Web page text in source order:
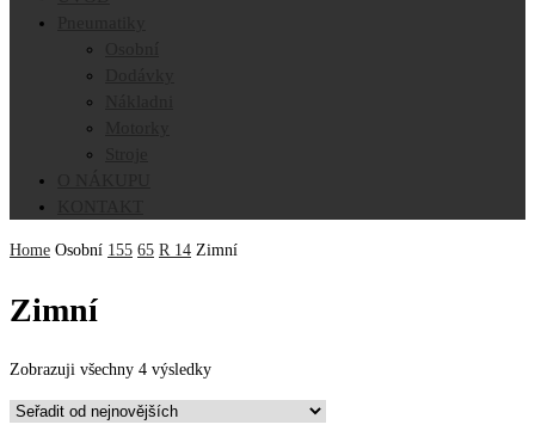
Home Osobní 155 65 R 14 Zimní
Zimní
Zobrazuji všechny 4 výsledky